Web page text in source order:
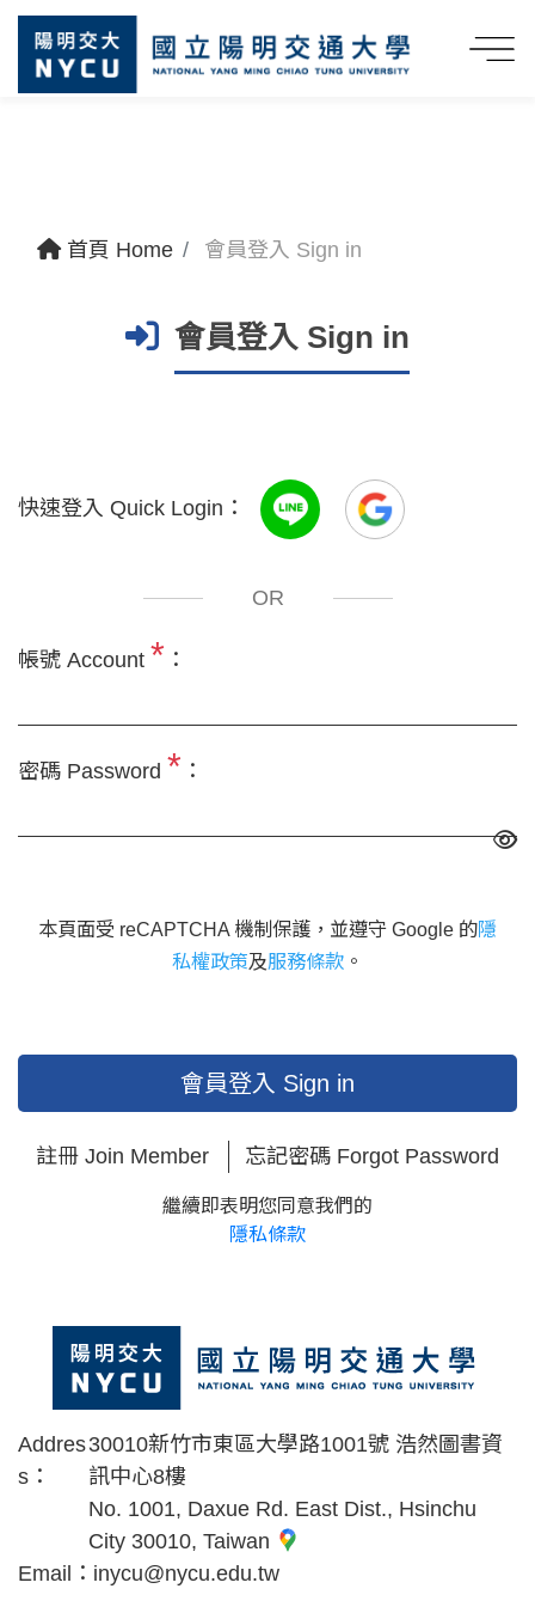
首頁 Home 會員登入 Sign in
會員登入 Sign in
快速登入 Quick Login：
OR
帳號 Account * ：
密碼 Password * ：
本頁面受 reCAPTCHA 機制保護，並遵守 Google 的隱
私權政策及服務條款 。
會員登入 Sign in
註冊 Join Member 忘記密碼 Forgot Password
繼續即表明您同意我們的
隱私條款
Addres
s：
30010新竹市東區大學路1001號 浩然圖書資
訊中心8樓
No. 1001, Daxue Rd. East Dist., Hsinchu
City 30010, Taiwan
Email： inycu@nycu.edu.tw